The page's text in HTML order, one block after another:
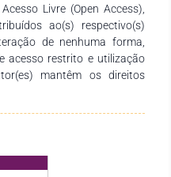
Livre (Open Access),
ao(s) respectivo(s)
de nenhuma forma,
acesso restrito e utilização
mantêm os direitos